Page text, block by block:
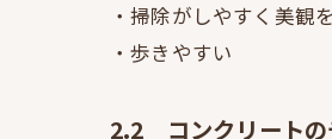
・掃除がしやすく美観
・歩きやすい
2.2 コンクリートの